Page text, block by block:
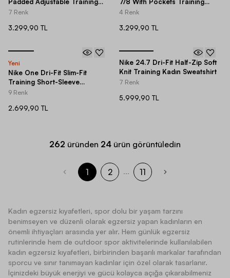
Padded Adjustable Training
Kadın Bra
7 Renk
3.299,90 TL
7/8 With Pockets Training
(Maternity) Kadın Tayt
4 Renk
3.299,90 TL
Yeni
Nike One Dri-Fit Slim-Fit
Training Short-Sleeve
(Maternity) Kadın Tişört
9 Renk
2.699,90 TL
Nike 24.7 Dri-Fit Half-Zip Soft
Knit Training Kadın Sweatshirt
7 Renk
5.999,90 TL
262 üründen 24 ürün görüntüledin
1 2 ... 11
Kadın egzersiz kıyafetleri, spor dolu bir yaşam tarzını
benimseyen ve düzenli olarak egzersiz yapan kadınların en
önemli ihtiyaçları arasında yer alır. Hem günlük egzersiz
rutinlerinde hem de outdoor spor aktivitelerinde kullanılabilen
kadın egzersiz kıyafetleri, birbirinden başarılı markalar tarafından
sporcu ve sınır tanımayan kadınlar için özel olarak tasarlanır.
İçinizdeki büyük enerjiyi ve gücü kolayca açığa çıkarabilmeniz